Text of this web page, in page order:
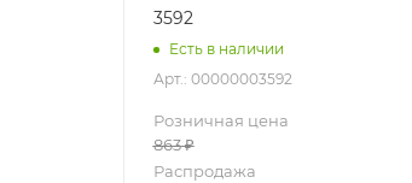
3592
Есть в наличии
Арт.: 00000003592
Розничная цена
863₽
Распродажа